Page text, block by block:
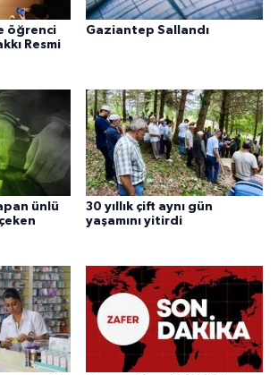
öğrenci
Resmi
Gaziantep Sallandı
ünlü
30 yıllık çift aynı gün
yaşamını yitirdi